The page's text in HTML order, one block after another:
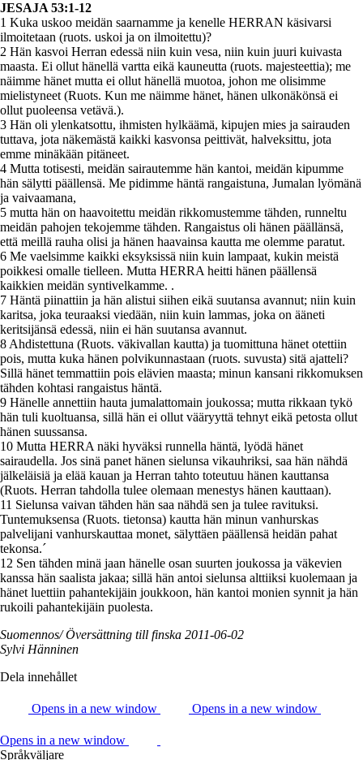
JESAJA 53:1-12
1 Kuka uskoo meidän saarnamme ja kenelle HERRAN käsivarsi
ilmoitetaan (ruots. uskoi ja on ilmoitettu)?
2 Hän kasvoi Herran edessä niin kuin vesa, niin kuin juuri kuivasta
maasta. Ei ollut hänellä vartta eikä kauneutta (ruots. majesteettia); me
näimme hänet mutta ei ollut hänellä muotoa, johon me olisimme
mielistyneet (Ruots. Kun me näimme hänet, hänen ulkonäkönsä ei
ollut puoleensa vetävä.).
3 Hän oli ylenkatsottu, ihmisten hylkäämä, kipujen mies ja sairauden
tuttava, jota näkemästä kaikki kasvonsa peittivät, halveksittu, jota
emme minäkään pitäneet.
4 Mutta totisesti, meidän sairautemme hän kantoi, meidän kipumme
hän sälytti päällensä. Me pidimme häntä rangaistuna, Jumalan lyömänä
ja vaivaamana,
5 mutta hän on haavoitettu meidän rikkomustemme tähden, runneltu
meidän pahojen tekojemme tähden. Rangaistus oli hänen päällänsä,
että meillä rauha olisi ja hänen haavainsa kautta me olemme paratut.
6 Me vaelsimme kaikki eksyksissä niin kuin lampaat, kukin meistä
poikkesi omalle tielleen. Mutta HERRA heitti hänen päällensä
kaikkien meidän syntivelkamme. .
7 Häntä piinattiin ja hän alistui siihen eikä suutansa avannut; niin kuin
karitsa, joka teuraaksi viedään, niin kuin lammas, joka on ääneti
keritsijänsä edessä, niin ei hän suutansa avannut.
8 Ahdistettuna (Ruots. väkivallan kautta) ja tuomittuna hänet otettiin
pois, mutta kuka hänen polvikunnastaan (ruots. suvusta) sitä ajatteli?
Sillä hänet temmattiin pois elävien maasta; minun kansani rikkomuksen
tähden kohtasi rangaistus häntä.
9 Hänelle annettiin hauta jumalattomain joukossa; mutta rikkaan tykö
hän tuli kuoltuansa, sillä hän ei ollut vääryyttä tehnyt eikä petosta ollut
hänen suussansa.
10 Mutta HERRA näki hyväksi runnella häntä, lyödä hänet
sairaudella. Jos sinä panet hänen sielunsa vikauhriksi, saa hän nähdä
jälkeläisiä ja elää kauan ja Herran tahto toteutuu hänen kauttansa
(Ruots. Herran tahdolla tulee olemaan menestys hänen kauttaan).
11 Sielunsa vaivan tähden hän saa nähdä sen ja tulee ravituksi.
Tuntemuksensa (Ruots. tietonsa) kautta hän minun vanhurskas
palvelijani vanhurskauttaa monet, sälyttäen päällensä heidän pahat
tekonsa.´
12 Sen tähden minä jaan hänelle osan suurten joukossa ja väkevien
kanssa hän saalista jakaa; sillä hän antoi sielunsa alttiiksi kuolemaan ja
hänet luettiin pahantekijäin joukkoon, hän kantoi monien synnit ja hän
rukoili pahantekijäin puolesta.
Suomennos/ Översättning till finska 2011-06-02
Sylvi Hänninen
Dela innehållet
Opens in a new window Opens in a new window
Opens in a new window
Språkväljare